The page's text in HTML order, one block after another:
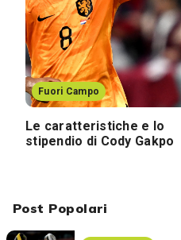
Post Popolari
Fuori Campo
Le caratteristiche e lo
stipendio di Cody Gakpo